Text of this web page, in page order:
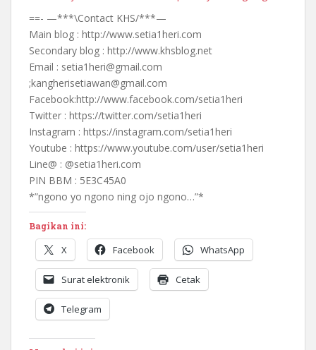
==- —***\Contact KHS/***—
Main blog : http://www.setia1heri.com
Secondary blog : http://www.khsblog.net
Email : setia1heri@gmail.com
;kangherisetiawan@gmail.com
Facebook:http://www.facebook.com/setia1heri
Twitter : https://twitter.com/setia1heri
Instagram : https://instagram.com/setia1heri
Youtube : https://www.youtube.com/user/setia1heri
Line@ : @setia1heri.com
PIN BBM : 5E3C45A0
*”ngono yo ngono ning ojo ngono…”*
Bagikan ini:
X Facebook WhatsApp
Surat elektronik Cetak
Telegram